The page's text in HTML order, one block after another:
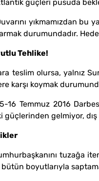
güçleri pusuda
yıkmamızdan
durumundadır.
Tehlike!
teslim olursa, yalnız
karşı koymak
16 Temmuz 2016
güçlerinden gelmiyor,
tuzağa
bütün boyutlarıyla